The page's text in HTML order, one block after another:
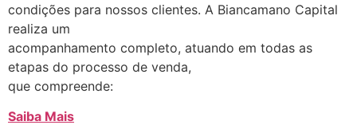
condições para nossos clientes. A Biancamano Capital
realiza um
acompanhamento completo, atuando em todas as
etapas do processo de venda,
que compreende:
Saiba Mais